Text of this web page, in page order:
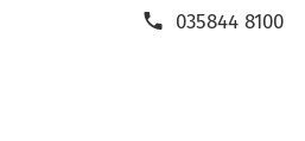
035844 8100